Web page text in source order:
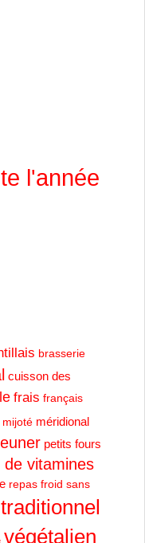
l'année
brasserie
cuisson des
frais français
mijoté méridional
petits fours
de vitamines
repas froid sans
traditionnel
végétalien